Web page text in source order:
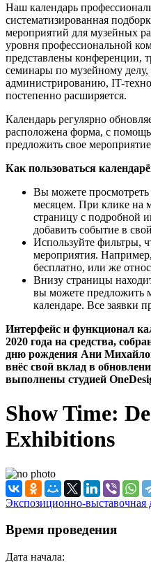
Наш календарь
систематизированная
мероприятий для музейных
уровня профессиональной
представлены конференции,
семинары по музейному
администрированию, IT-
постепенно расширяется.
Календарь регулярно
расположена форма, с
предложить свое
Как пользоваться
Вы можете просмотреть
месяцем. При клике на
страницу с подробной
добавить событие в
Используйте фильтры,
мероприятия.
бесплатно, или же
Внизу страницы
вы можете предложить
календаре. Все заявки
Интерфейс и функционал
2020 года на средства,
дню рождения Ани
внёс свой вклад в
выполнены студией
Show Time:
Exhibitions
Экспозиционно-выставочная
Время проведения
Дата начала: